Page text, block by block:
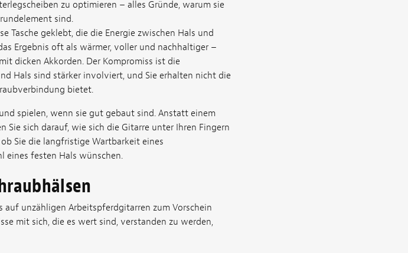
zu optimieren – alles Gründe, warum sie
sind.
Tasche geklebt, die die Energie zwischen Hals und
Ergebnis oft als wärmer, voller und nachhaltiger –
dicken Akkorden. Der Kompromiss ist die
Hals sind stärker involviert, und Sie erhalten nicht die
bietet.
spielen, wenn sie gut gebaut sind. Anstatt einem
Sie sich darauf, wie sich die Gitarre unter Ihren Fingern
Sie die langfristige Wartbarkeit eines
eines festen Hals wünschen.
auf unzähligen Arbeitspferdgitarren zum Vorschein
mit sich, die es wert sind, verstanden zu werden,